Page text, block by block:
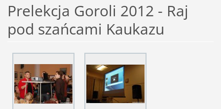
Prelekcja Goroli 2012 - Raj
pod szańcami Kaukazu